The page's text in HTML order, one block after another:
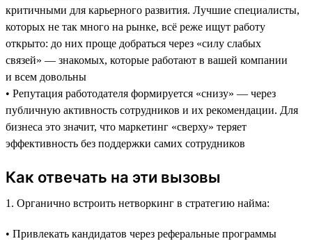
критичными для карьерного развития. Лучшие специалисты,
которых не так много на рынке, всё реже ищут работу
открыто: до них проще добраться через «силу слабых
связей» — знакомых, которые работают в вашей компании
и всем довольны
• Репутация работодателя формируется «снизу» — через
публичную активность сотрудников и их рекомендации. Для
бизнеса это значит, что маркетинг «сверху» теряет
эффективность без поддержки самих сотрудников
Как отвечать на эти вызовы
1. Органично встроить нетворкинг в стратегию найма:
• Привлекать кандидатов через реферальные программы